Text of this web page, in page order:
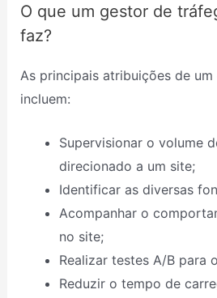
O que um gestor de
faz?
As principais atribuições de
incluem:
Supervisionar o volume
direcionado a um site;
Identificar as diversas
Acompanhar o
no site;
Realizar testes A/B para
Reduzir o tempo de